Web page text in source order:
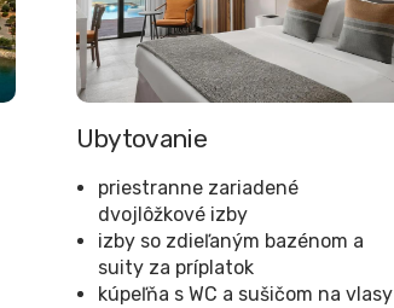
Ubytovanie
priestranne zariadené
dvojlôžkové izby
izby so zdieľaným bazénom a
suity za príplatok
kúpeľňa s WC a sušičom na vlasy